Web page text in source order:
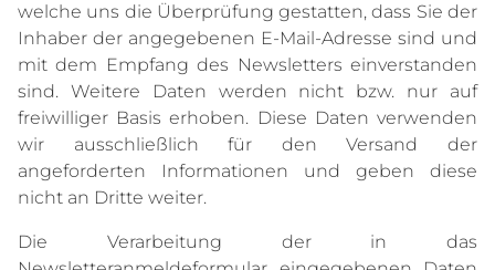
welche uns die Überprüfung gestatten, dass Sie der
Inhaber der angegebenen E-Mail-Adresse sind und
mit dem Empfang des Newsletters einverstanden
sind. Weitere Daten werden nicht bzw. nur auf
freiwilliger Basis erhoben. Diese Daten verwenden
wir ausschließlich für den Versand der
angeforderten Informationen und geben diese
nicht an Dritte weiter.
Die Verarbeitung der in das